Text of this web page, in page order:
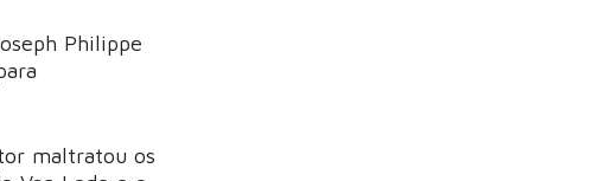
Philippe
maltratou os